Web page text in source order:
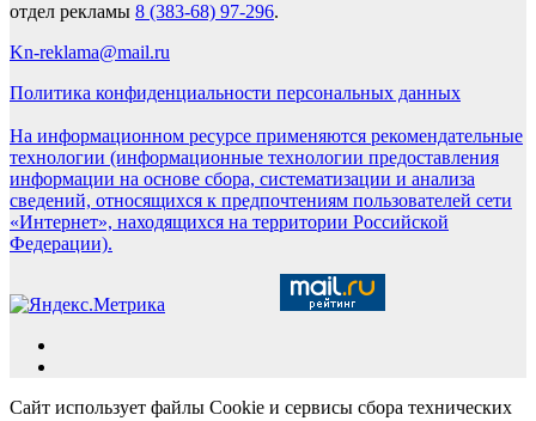
отдел рекламы 8 (383-68) 97-296.
Kn-reklama@mail.ru
Политика конфиденциальности персональных данных
На информационном ресурсе применяются рекомендательные
технологии (информационные технологии предоставления
информации на основе сбора, систематизации и анализа
сведений, относящихся к предпочтениям пользователей сети
«Интернет», находящихся на территории Российской
Федерации).
Сайт использует файлы Cookie и сервисы сбора технических